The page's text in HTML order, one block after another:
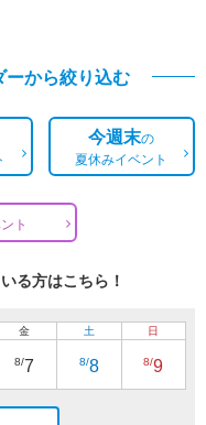
から絞り込む
今週末の
夏休みイベント
ト
る方はこちら！
金
8/7
土
8/8
日
8/9